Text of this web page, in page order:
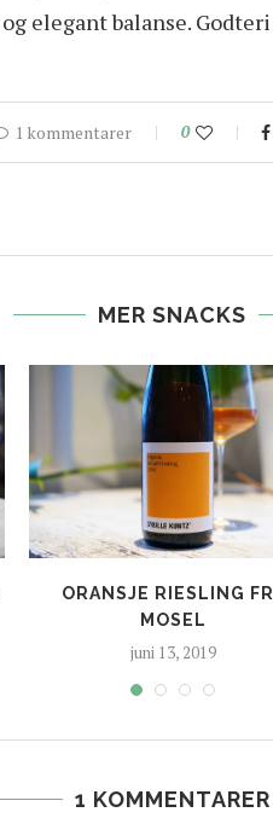
elegant balanse.
1 kommentarer 0
MER SNACKS
ORANSJE RIESLING
MOSEL
juni 13, 2019
1 KOMMENTARER